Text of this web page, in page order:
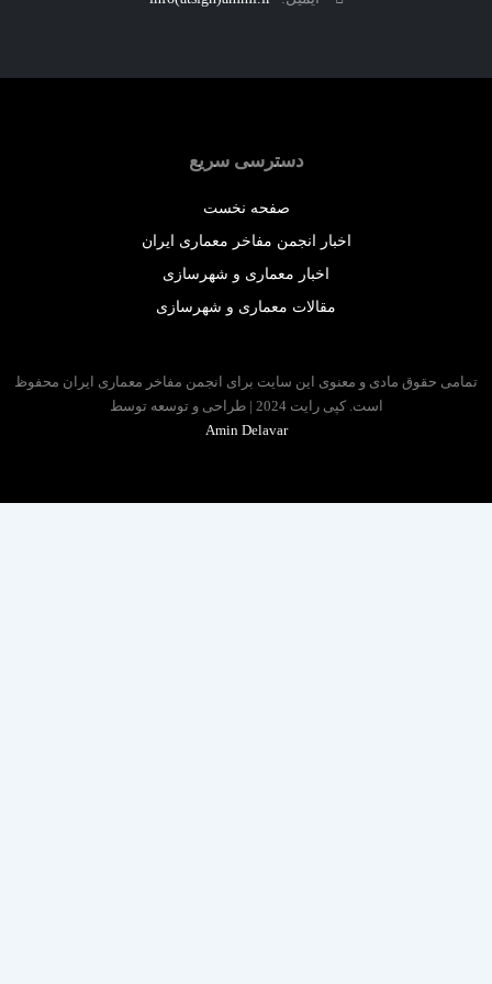
دسترسی سریع
صفحه نخست
اخبار انجمن مفاخر معماری ایران
اخبار معماری و شهرسازی
مقالات معماری و شهرسازی
حقوق مادی و معنوی این سایت برای انجمن مفاخر معماری ایران محفوظ
است. کپی رایت 2024 | طراحی و توسعه توسط
Amin Delavar